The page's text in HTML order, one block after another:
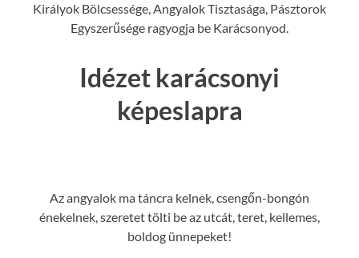
Királyok Bölcsessége, Angyalok Tisztasága, Pásztorok
Egyszerűsége ragyogja be Karácsonyod.
Idézet karácsonyi
képeslapra
Az angyalok ma táncra kelnek, csengőn-bongón
énekelnek, szeretet tölti be az utcát, teret, kellemes,
boldog ünnepeket!